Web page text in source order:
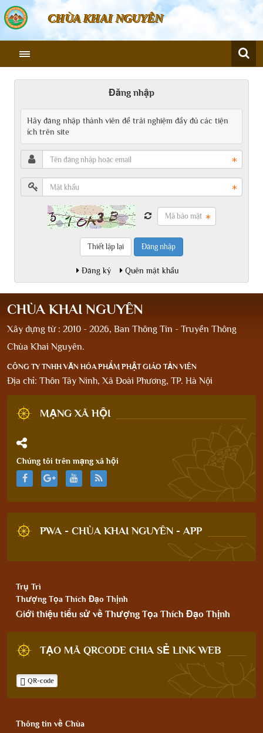
CHÙA KHAI NGUYÊN
Đăng nhập
Hãy đăng nhập thành viên để trải nghiệm đầy đủ các tiện
ích trên site
Đăng nhập
Đăng ký Quên mật khẩu
CHÙA KHAI NGUYÊN
Xây dựng từ : 2010 - 2026, Ban Thông Tin - Truyền Thông
Chùa Khai Nguyên.
CÔNG TY TNHH VĂN HÓA PHẨM PHẬT GIÁO TẢN VIÊN
Địa chỉ: Thôn Tây Ninh, Xã Đoài Phương, TP. Hà Nội
MẠNG XÃ HỘI
Chúng tôi trên mạng xã hội
PWA - CHÙA KHAI NGUYÊN - APP
Trụ Trì
Thượng Tọa Thích Đạo Thịnh
Giới thiệu tiểu sử về Thượng Tọa Thích Đạo Thịnh
TẠO MÃ QRCODE CHIA SẺ LINK WEB
QR-code
Thông tin về Chùa